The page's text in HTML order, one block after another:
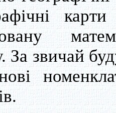
За звичай